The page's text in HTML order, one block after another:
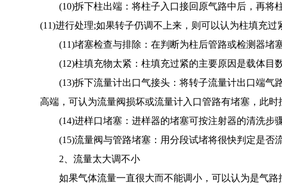
(10)拆下柱出端：将柱子入口接回原气路中后，再将
(11)进行处理;如果转子仍调不上来，则可以认为柱填充过
(11)堵塞检查与排除：在判断为柱后管路或检测器堵塞
(12)柱填充物太紧：柱填充过紧的主要原因是载体目数
(13)拆下流量计出口气接头：将转子流量计出口端气
高端，可认为流量阀损坏或流量计入口管路有堵塞，此时
(14)进样口堵塞：进样器的堵塞可按注射器的清洗步骤
(15)流量阀与管路堵塞：用分段试堵将很快判定是否流
2、流量太大调不小
如果气体流量一直很大而不能调小，可以认为是气路